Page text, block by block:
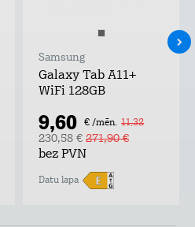
Samsung
Galaxy Tab A11+
WiFi 128GB
9,60 € /mēn. 11,32
230,58 € 271,90 €
bez PVN
Datu lapa